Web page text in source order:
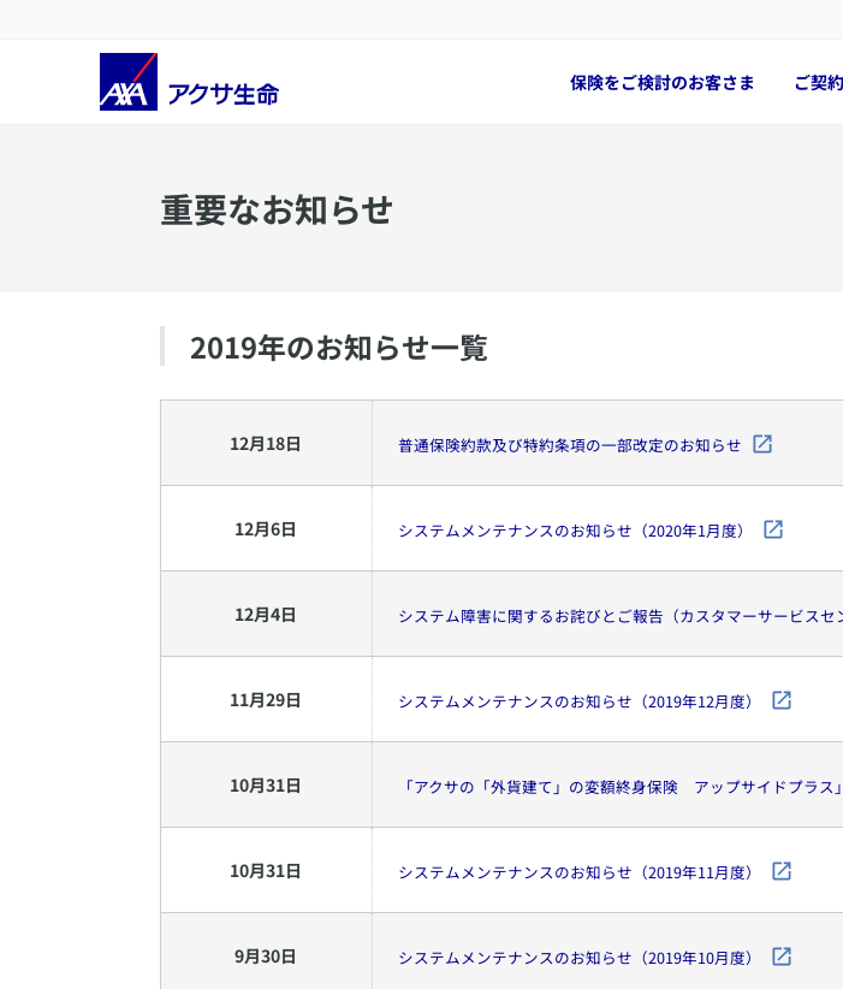
保険をご検討のお客さま ご契
重要なお知らせ
2019年のお知らせ一覧
12月18日 普通保険約款及び特約条項の一部改定のお知らせ
12月6日 システムメンテナンスのお知らせ（2020年1月度）
12月4日 システム障害に関するお詫びとご報告（カスタマーサービスセ
11月29日 システムメンテナンスのお知らせ（2019年12月度）
10月31日 「アクサの「外貨建て」の変額終身保険 アップサイドプラス
10月31日 システムメンテナンスのお知らせ（2019年11月度）
9月30日 システムメンテナンスのお知らせ（2019年10月度）